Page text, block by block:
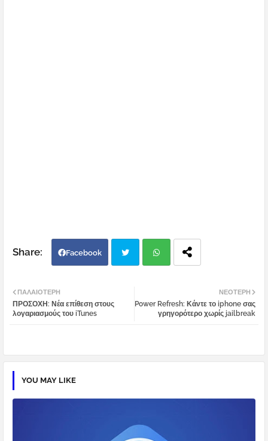
Facebook
atsa
ΝΕΌΤΕΡΗ
Power Refresh: Κάντε το iphone σας
γρηγορότερο χωρίς jailbreak
ΠΑΛΑΙΌΤΕΡΗ
ΠΡΟΣΟΧΗ: Νέα επίθεση στους
λογαριασμούς του iTunes
YOU MAY LIKE